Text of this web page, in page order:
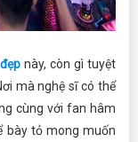
này, còn gì tuyệt
mà nghệ sĩ có thể
cùng với fan hâm
bày tỏ mong muốn